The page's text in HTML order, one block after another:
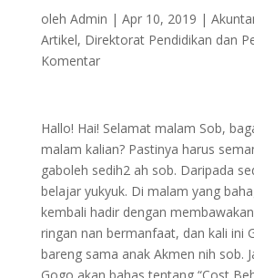
oleh Admin | Apr 10, 2019 |
Artikel, Direktorat Pendidikan dan
Komentar
Hallo! Hai! Selamat malam Sob,
malam kalian? Pastinya harus
gaboleh sedih2 ah sob. Daripada
belajar yukyuk. Di malam yang
kembali hadir dengan
ringan nan bermanfaat, dan kali ini
bareng sama anak Akmen nih sob.